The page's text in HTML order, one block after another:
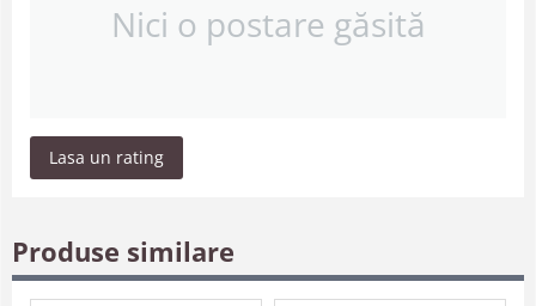
Nici o postare găsită
Lasa un rating
Produse similare